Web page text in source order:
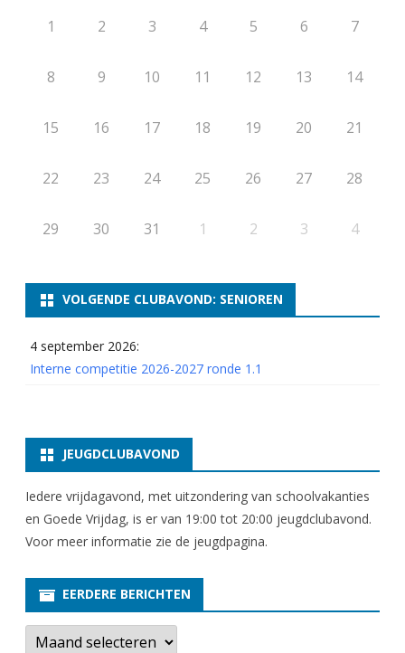
1
2 3 4 5 6 7
8 9 10 11 12 13 14
15 16 17 18 19 20 21
22 23 24 25 26 27 28
29 30 31 1 2 3 4
VOLGENDE CLUBAVOND: SENIOREN
4 september 2026:
Interne competitie 2026-2027 ronde 1.1
JEUGDCLUBAVOND
Iedere vrijdagavond, met uitzondering van schoolvakanties
en Goede Vrijdag, is er van 19:00 tot 20:00 jeugdclubavond.
Voor meer informatie zie de jeugdpagina.
EERDERE BERICHTEN
E